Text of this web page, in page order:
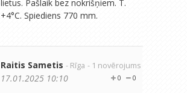
lietus. Pašlaik bez nokrišņiem. T.
+4°C. Spiediens 770 mm.
Raitis Sametis - Rīga - 1 novērojums
0
0
17.01.2025 10:10